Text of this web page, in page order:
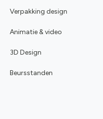
Verpakking design
Animatie & video
3D Design
Beursstanden